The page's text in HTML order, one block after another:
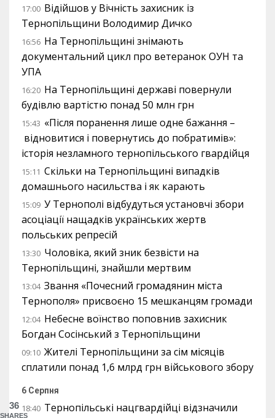
17:00 Відійшов у Вічність захисник із
Тернопільщини Володимир Дичко
16:56 На Тернопільщині знімають
документальний цикл про ветеранок ОУН та
УПА
16:20 На Тернопільщині державі повернули
будівлю вартістю понад 50 млн грн
15:43 «Після поранення лише одне бажання –
відновитися і повернутись до побратимів»:
історія незламного тернопільського гвардійця
15:11 Скільки на Тернопільщині випадків
домашнього насильства і як карають
15:09 У Тернополі відбудуться установчі збори
асоціації нащадків українських жертв
польських репресій
13:30 Чоловіка, який зник безвісти на
Тернопільщині, знайшли мертвим
13:04 Звання «Почесний громадянин міста
Тернополя» присвоєно 15 мешканцям громади
12:04 Небесне воїнство поповнив захисник
Богдан Сосінський з Тернопільщини
09:10 Жителі Тернопільщини за сім місяців
сплатили понад 1,6 млрд грн військового збору
6 Серпня
18:40 Тернопільські нацгвардійці відзначили
36
SHARES